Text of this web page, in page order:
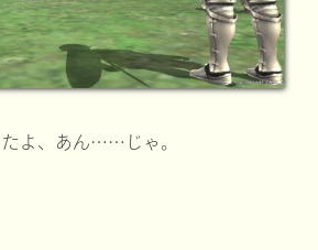
たよ、あん……じゃ。